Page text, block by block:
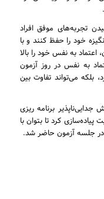
تجربه‌های موفق افراد
خود را حفظ کنند و با
به نفس خود را بالا
به نفس در روز آزمون
بلکه می‌تواند تفاوت بین
برنامه ریزی
کرد تا بتوان با
در جلسه آزمون حاضر شد.